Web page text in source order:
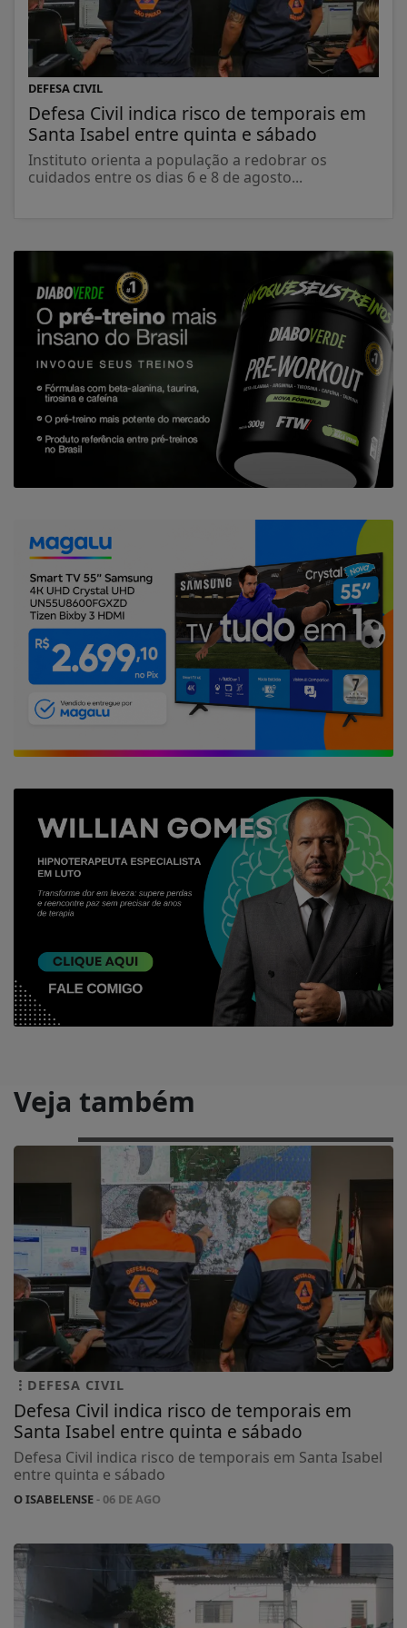
DEFESA CIVIL
Defesa Civil indica risco de temporais em
Santa Isabel entre quinta e sábado
Instituto orienta a população a redobrar os
cuidados entre os dias 6 e 8 de agosto...
Veja também
DEFESA CIVIL
Defesa Civil indica risco de temporais em
Santa Isabel entre quinta e sábado
Defesa Civil indica risco de temporais em Santa Isabel
entre quinta e sábado
O ISABELENSE- 06 DE AGO